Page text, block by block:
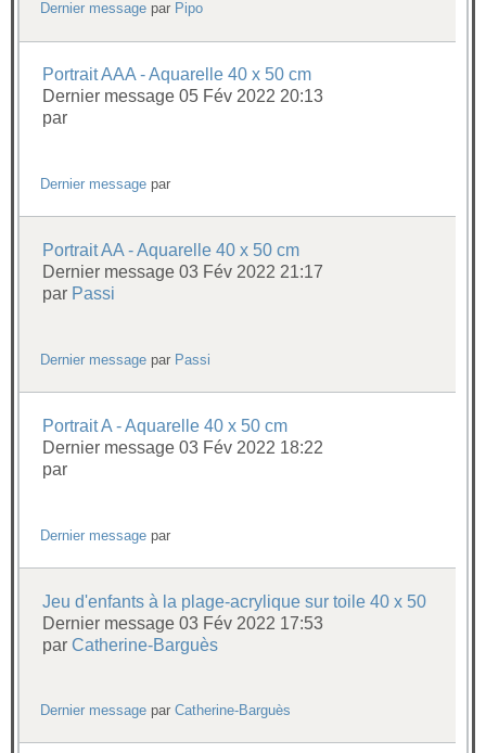
Dernier message par Pipo
Portrait AAA - Aquarelle 40 x 50 cm
Dernier message 05 Fév 2022 20:13
par
Dernier message par
Portrait AA - Aquarelle 40 x 50 cm
Dernier message 03 Fév 2022 21:17
par Passi
Dernier message par Passi
Portrait A - Aquarelle 40 x 50 cm
Dernier message 03 Fév 2022 18:22
par
Dernier message par
Jeu d'enfants à la plage-acrylique sur toile 40 x 50
Dernier message 03 Fév 2022 17:53
par Catherine-Barguès
Dernier message parCatherine-Barguès